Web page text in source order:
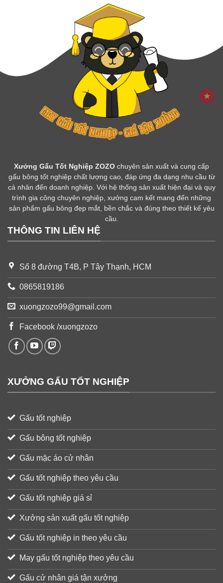
Xưởng Gấu Tốt Nghiệp ZOZO chuyên sản xuất và cung cấp
gấu bông tốt nghiệp chất lượng cao, đáp ứng đa dạng nhu cầu từ
cá nhân đến doanh nghiệp. Với hệ thống sản xuất hiện đại và quy
trình gia công chuyên nghiệp, xưởng cam kết mang đến những
sản phẩm gấu bông đẹp mắt, bền chắc và đúng theo thiết kế yêu
cầu.
THÔNG TIN LIÊN HỆ
Số 8 đường T4B, P Tây Thạnh, HCM
0865819186
xuongzozo99@gmail.com
Facebook /xuongzozo
XƯỞNG GẤU TỐT NGHIỆP
Gấu tốt nghiệp
Gấu bông tốt nghiệp
Gấu mặc áo cử nhân
Gấu tốt nghiệp theo yêu cầu
Gấu tốt nghiệp giá sỉ
Xưởng sản xuất gấu tốt nghiệp
Gấu tốt nghiệp in theo yêu cầu
May gấu tốt nghiệp theo yêu cầu
Gấu cử nhân giá tận xưởng